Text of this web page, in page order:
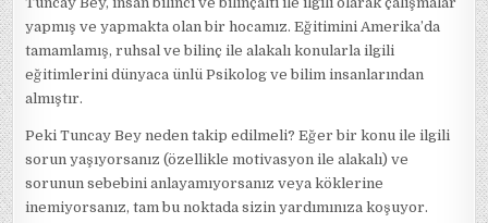
yapmış ve yapmakta olan bir hocamız. Eğitimini Amerika’da
tamamlamış, ruhsal ve bilinç ile alakalı konularla ilgili
eğitimlerini dünyaca ünlü Psikolog ve bilim insanlarından
almıştır.
Peki Tuncay Bey neden takip edilmeli? Eğer bir konu ile ilgili
sorun yaşıyorsanız (özellikle motivasyon ile alakalı) ve
sorunun sebebini anlayamıyorsanız veya köklerine
inemiyorsanız, tam bu noktada sizin yardımınıza koşuyor.